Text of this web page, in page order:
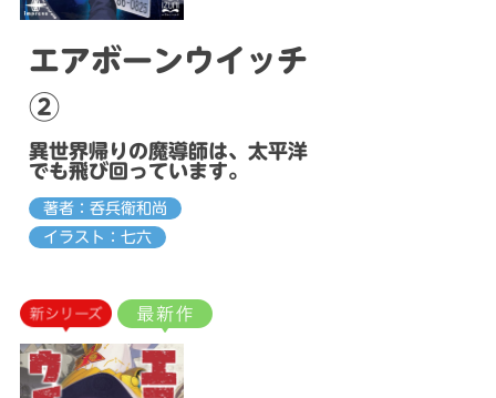
エアボーンウイッチ
②
異世界帰りの魔導師は、太平洋
でも飛び回っています。
著者：呑兵衛和尚
イラスト：七六